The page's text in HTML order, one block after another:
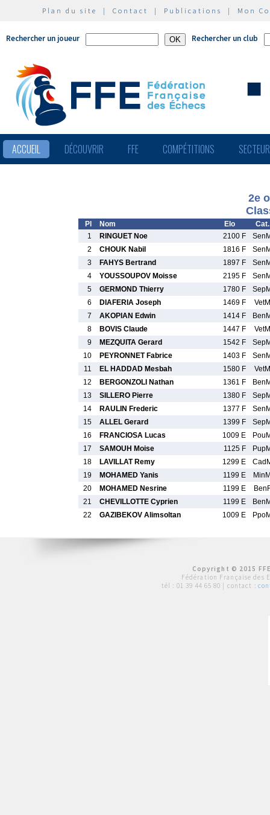
Plan du site | Contact | Publications | Mon
Rechercher un joueur Rechercher un club
ACCUEIL DÉCOUVRIR FFE COMPÉTITIONS
2e
Pl Nom Elo
Cat.
1
RINGUET Noe 2100 F
2
CHOUK Nabil 1816 F
3
FAHYS Bertrand 1897 F
4
YOUSSOUPOV Moisse 2195 F
5
GERMOND Thierry 1780 F
6
DIAFERIA Joseph 1469 F
VetM
7
AKOPIAN Edwin 1414 F
8
BOVIS Claude 1447 F
VetM
9
MEZQUITA Gerard 1542 F
10
PEYRONNET Fabrice 1403 F
11
EL HADDAD Mesbah 1580 F
VetM
12
BERGONZOLI Nathan 1361 F
13
SILLERO Pierre 1380 F
14
RAULIN Frederic 1377 F
15
ALLEL Gerard 1399 F
16
FRANCIOSA Lucas 1009 E
17
SAMOUH Moise 1125 F
18
LAVILLAT Remy 1299 E
19
MOHAMED Yanis 1199 E
20
MOHAMED Nesrine 1199 E
21
CHEVILLOTTE Cyprien 1199 E
22
GAZIBEKOV Alimsoltan 1009 E
Copyright © 2015
Fédération Française des
tél : 01 39 44 65 80 | contact :